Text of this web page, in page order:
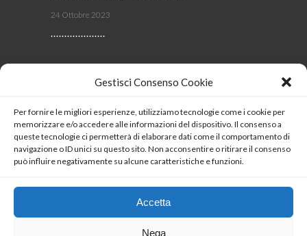
Gestisci Consenso Cookie
Per fornire le migliori esperienze, utilizziamo tecnologie come i cookie per
memorizzare e/o accedere alle informazioni del dispositivo. Il consenso a
queste tecnologie ci permetterà di elaborare dati come il comportamento di
navigazione o ID unici su questo sito. Non acconsentire o ritirare il consenso
può influire negativamente su alcune caratteristiche e funzioni.
Accetta
Nega
24 Ottobre 2023
SEGUICI
Coockie Policy